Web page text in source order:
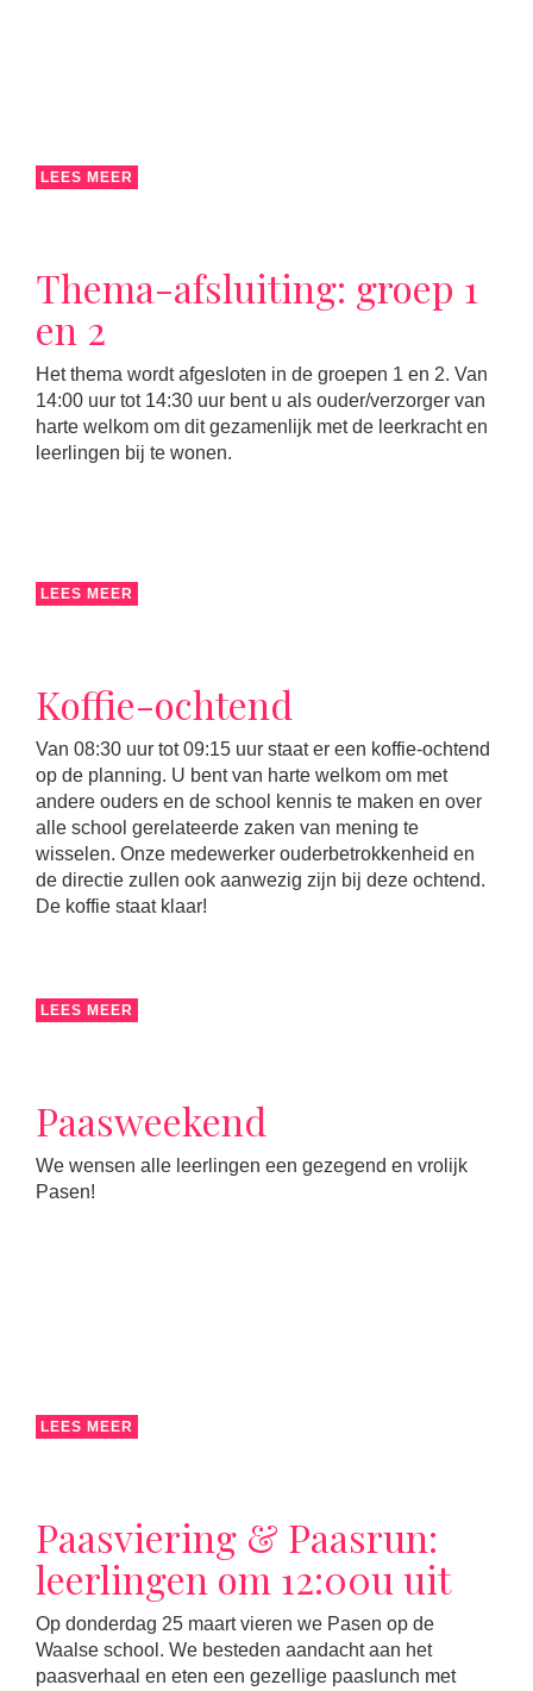
LEES MEER
Thema-afsluiting: groep 1
en 2
Het thema wordt afgesloten in de groepen 1 en 2. Van
14:00 uur tot 14:30 uur bent u als ouder/verzorger van
harte welkom om dit gezamenlijk met de leerkracht en
leerlingen bij te wonen.
LEES MEER
Koffie-ochtend
Van 08:30 uur tot 09:15 uur staat er een koffie-ochtend
op de planning. U bent van harte welkom om met
andere ouders en de school kennis te maken en over
alle school gerelateerde zaken van mening te
wisselen. Onze medewerker ouderbetrokkenheid en
de directie zullen ook aanwezig zijn bij deze ochtend.
De koffie staat klaar!
LEES MEER
Paasweekend
We wensen alle leerlingen een gezegend en vrolijk
Pasen!
LEES MEER
Paasviering & Paasrun:
leerlingen om 12:00u uit
Op donderdag 25 maart vieren we Pasen op de
Waalse school. We besteden aandacht aan het
paasverhaal en eten een gezellige paaslunch met